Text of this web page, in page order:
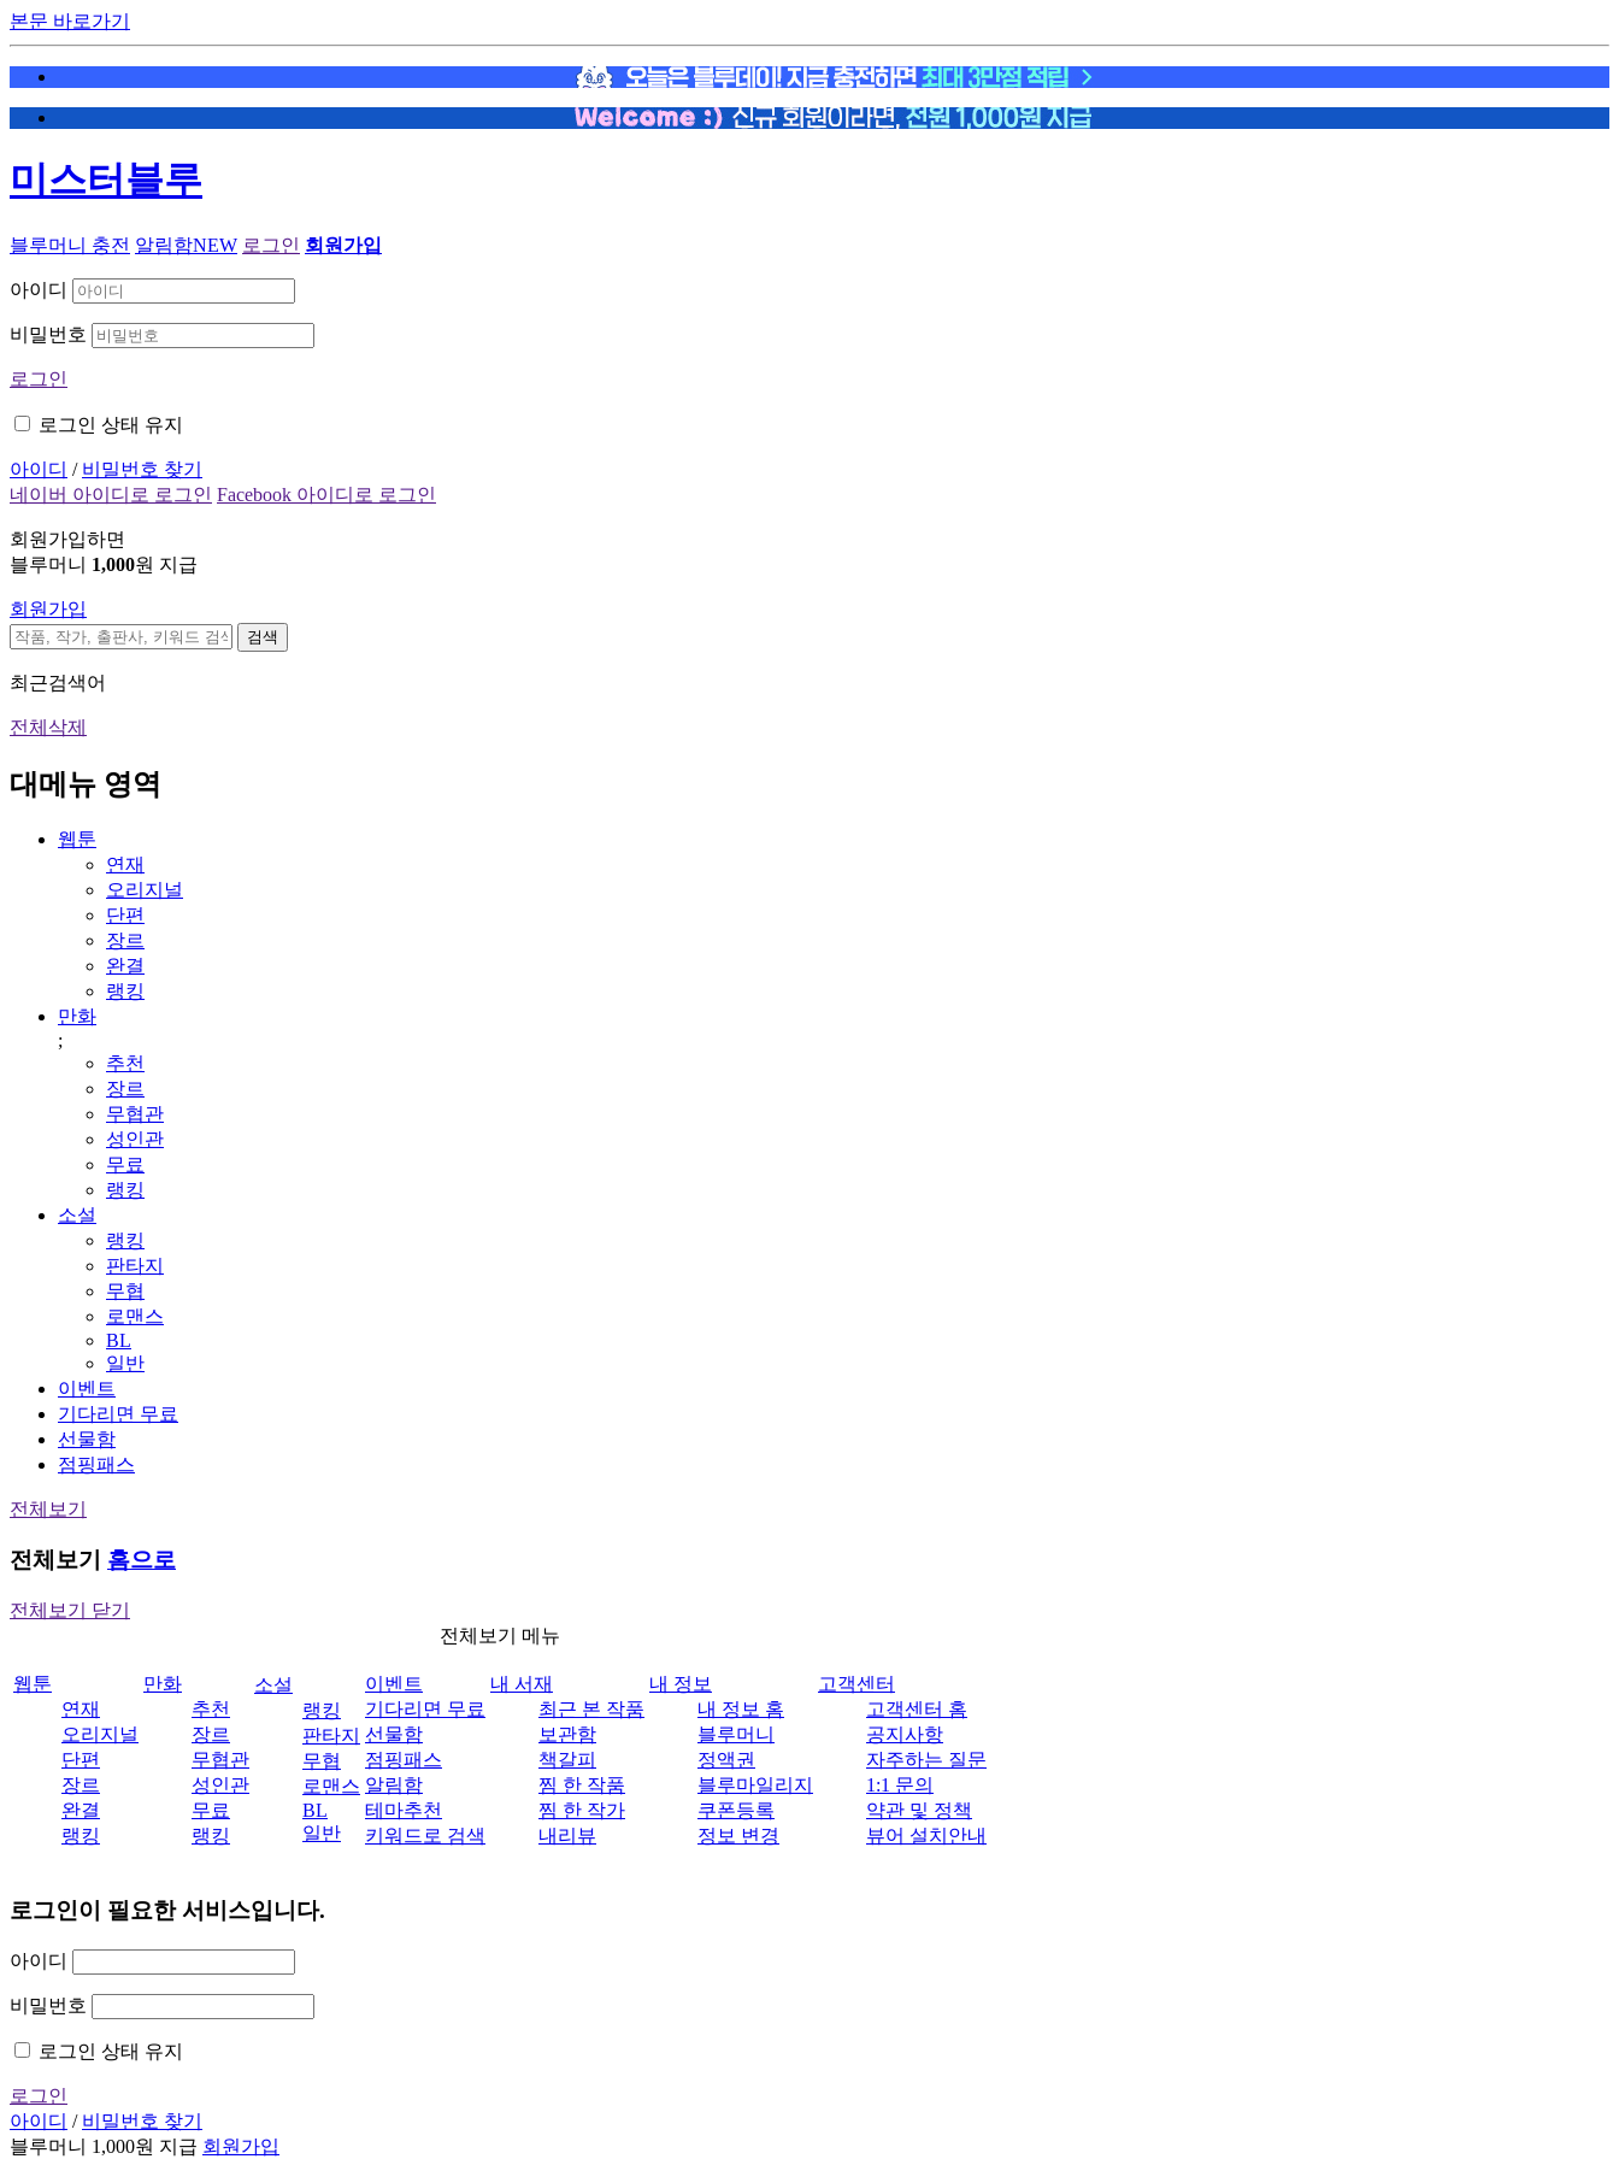
본문 바로가기
미스터블루
블루머니 충전 알림함NEW 로그인 회원가입
아이디
비밀번호
로그인
로그인 상태 유지
아이디 / 비밀번호 찾기
네이버 아이디로 로그인 Facebook 아이디로 로그인
회원가입하면
블루머니 1,000원 지급
회원가입
검색
최근검색어
전체삭제
대메뉴 영역
웹툰
연재
오리지널
단편
장르
완결
랭킹
만화
;
추천
장르
무협관
성인관
무료
랭킹
소설
랭킹
판타지
무협
로맨스
BL
일반
이벤트
기다리면 무료
선물함
점핑패스
전체보기
전체보기 홈으로
전체보기 닫기
전체보기 메뉴
웹툰
연재
오리지널
단편
장르
완결
랭킹
만화
추천
장르
무협관
성인관
무료
랭킹
소설
랭킹
판타지
무협
로맨스
BL
일반
이벤트
기다리면 무료
선물함
점핑패스
알림함
테마추천
키워드로 검색
내 서재
최근 본 작품
보관함
책갈피
찜 한 작품
찜 한 작가
내리뷰
내 정보
내 정보 홈
블루머니
정액권
블루마일리지
쿠폰등록
정보 변경
고객센터
고객센터 홈
공지사항
자주하는 질문
1:1 문의
약관 및 정책
뷰어 설치안내
로그인이 필요한 서비스입니다.
아이디
비밀번호
로그인 상태 유지
로그인
아이디 / 비밀번호 찾기
블루머니 1,000원 지급 회원가입